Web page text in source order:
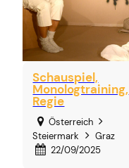
Schauspiel,
Monologtraining,
Regie
Österreich
Steiermark
Graz
22/09/2025